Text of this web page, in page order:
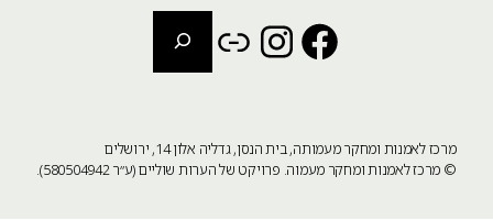
מרכז לאמנות ומחקר מעמותה, בית הנסן, גדליה אלון 14, ירושלים
מרכז לאמנות ומחקר מעמוה. פרויקט של הערות שוליים (ע״ר 580504942).
Facebook
Instagram
Link